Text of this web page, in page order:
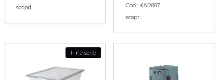
scopri
Cod.: KAR887
scopri
Fine serie